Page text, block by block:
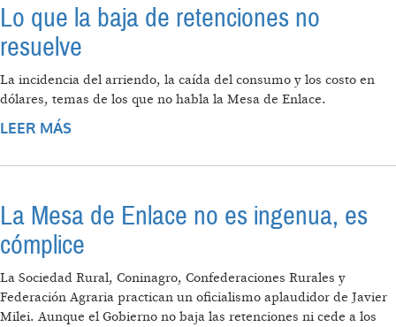
Lo que la baja de retenciones no
resuelve
La incidencia del arriendo, la caída del consumo y los costo en
dólares, temas de los que no habla la Mesa de Enlace.
LEER MÁS
La Mesa de Enlace no es ingenua, es
cómplice
La Sociedad Rural, Coninagro, Confederaciones Rurales y
Federación Agraria practican un oficialismo aplaudidor de Javier
Milei. Aunque el Gobierno no baja las retenciones ni cede a los